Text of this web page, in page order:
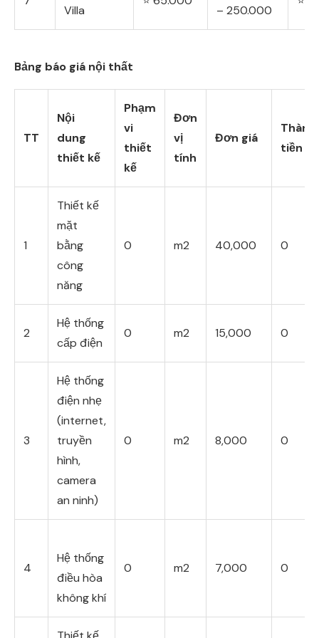
Villa
– 250.000
Bảng báo giá nội thất
TT
Nội
dung
thiết kế
Phạm
vi
thiết
kế
Đơn
vị
tính
Đơn giá
Thành
tiền
1
Thiết kế
mặt
bằng
công
năng
0 m2 40,000 0
2
Hệ thống
cấp điện
0 m2 15,000 0
3
Hệ thống
điện nhẹ
(internet,
truyền
hình,
camera
an ninh)
0 m2 8,000 0
4
Hệ thống
điều hòa
không khí
0 m2 7,000 0